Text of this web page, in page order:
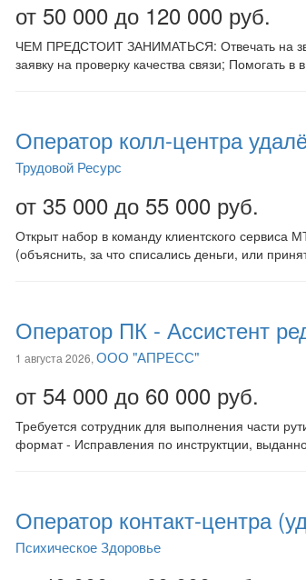
от 50 000 до 120 000 руб.
ЧЕМ ПРЕДСТОИТ ЗАНИМАТЬСЯ: Отвечать на
заявку на проверку качества связи; Помогать
Оператор колл-центра
Трудовой Ресурс
от 35 000 до 55 000 руб.
Открыт набор в команду клиентского сервиса
(объяснить, за что списались деньги, или
Оператор ПК - Ассистент
1 августа 2026, ООО "АПРЕСС"
от 54 000 до 60 000 руб.
Требуется сотрудник для выполнения части
формат - Исправления по инструктции,
Оператор контакт-центра
Психическое Здоровье